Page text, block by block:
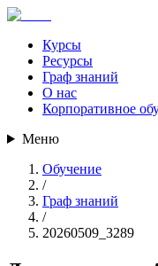
Курсы
Ресурсы
Граф знаний
О нас
Корпоративное
Меню
Обучение
/
Граф знаний
/
20260509_3289